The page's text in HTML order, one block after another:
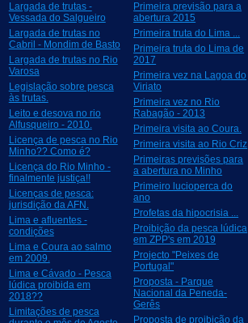
Largada de trutas -
Vessada do Salgueiro
Largada de trutas no
Cabril - Mondim de Basto
Largada de trutas no Rio
Varosa
Legislação sobre pesca
às trutas.
Leito e desova no rio
Alfusqueiro - 2010.
Licença de pesca no Rio
Minho?? Como é?
Licença do Rio Minho -
finalmente justiça!!
Licenças de pesca:
jurisdição da AFN.
Lima e afluentes -
condições
Lima e Coura ao salmo
em 2009.
Lima e Cávado - Pesca
lúdica proibida em
2018??
Limitações de pesca
Primeira previsão para a
abertura 2015
Primeira truta do Lima ...
Primeira truta do Lima de
2017
Primeira vez na Lagoa do
Viriato
Primeira vez no Rio
Rabagão - 2013
Primeira visita ao Coura.
Primeira visita ao Rio Criz
Primeiras previsões para
a abertura no Minho
Primeiro lucioperca do
ano
Profetas da hipocrisia ...
Proibição da pesca lúdica
em ZPP's em 2019
Projecto "Peixes de
Portugal"
Proposta - Parque
Nacional da Peneda-
Gerês
Proposta de proibição da